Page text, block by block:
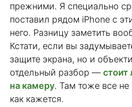
прежними. Я специально
поставил рядом iPhone с
него. Разницу заметить
Кстати, если вы
защите экрана, но и
отдельный разбор — стоит
на камеру. Там тоже все не
как кажется.